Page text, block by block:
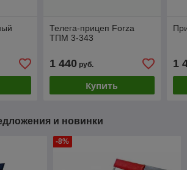
Телега-прицеп Forza
ТПМ 3-343
1 440руб.
Купить
1
и новинки
-8%